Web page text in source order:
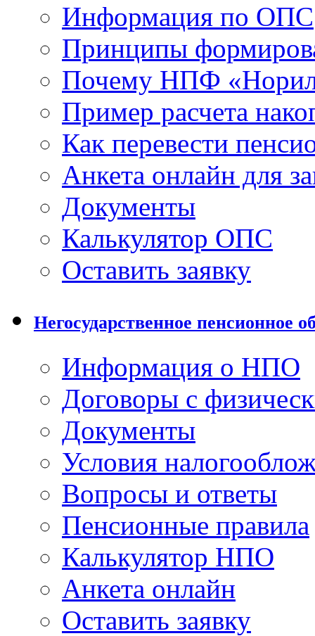
Информация по ОПС
Принципы
Почему НПФ
Пример расчета
Как перевести
Анкета онлайн для
Документы
Калькулятор ОПС
Оставить заявку
Негосударственное пенсионное
Информация о НПО
Договоры с
Документы
Условия
Вопросы и ответы
Пенсионные правила
Калькулятор НПО
Анкета онлайн
Оставить заявку